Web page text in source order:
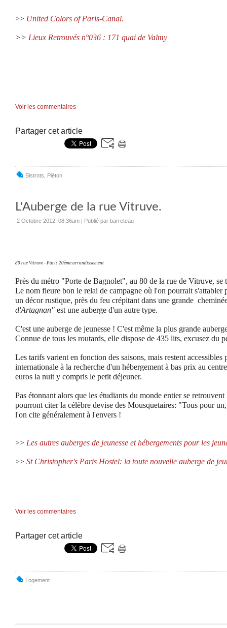
>> United Colors of Paris-Canal.
>> Lieux Retrouvés n°036 : 171 quai de Valmy
Voir les commentaires
Partager cet article
Bistrots Piéton
L'Auberge de la rue Vitruve.
2 Octobre 2012, 08:36am | Publié par barreteau
80 rue Vitruve - Paris 20ème arrondissement
Près du métro "Porte de Bagnolet", au 80 de la rue de Vitruve,
Le nom fleure bon le relai de campagne où l'on pourrait s'attabler
un décor rustique, près du feu crépitant dans une grande
d'Artagnan" est une auberge d'un autre type.
C'est une auberge de jeunesse ! C'est même la plus grande
Connue de tous les routards, elle dispose de 435 lits, excusez du
Les tarifs varient en fonction des saisons, mais restent accessibles
internationale à la recherche d'un hébergement à bas prix au
euros la nuit y compris le petit déjeuner.
Pas étonnant alors que les étudiants du monde entier se
pourront citer la célèbre devise des Mousquetaires: "Tous pour
l'on cite généralement à l'envers !
>> Les autres auberges de jeunesse et hébergements pour les
>> St Christopher's Paris Hostel: la toute nouvelle auberge de
Voir les commentaires
Partager cet article
Logement